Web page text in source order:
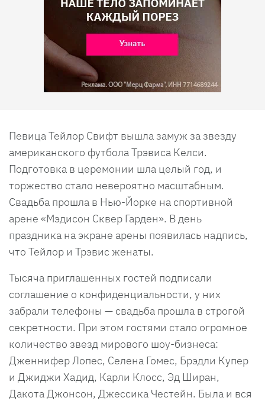
Певица Тейлор Свифт вышла замуж за звезду
американского футбола Трэвиса Келси.
Подготовка в церемонии шла целый год, и
торжество стало невероятно масштабным.
Свадьба прошла в Нью-Йорке на спортивной
арене «Мэдисон Сквер Гарден». В день
праздника на экране арены появилась надпись,
что Тейлор и Трэвис женаты.
Тысяча приглашенных гостей подписали
соглашение о конфиденциальности, у них
забрали телефоны — свадьба прошла в строгой
секретности. При этом гостями стало огромное
количество звезд мирового шоу-бизнеса:
Дженнифер Лопес, Селена Гомес, Брэдли Купер
и Джиджи Хадид, Карли Клосс, Эд Ширан,
Дакота Джонсон, Джессика Честейн. Была и вся